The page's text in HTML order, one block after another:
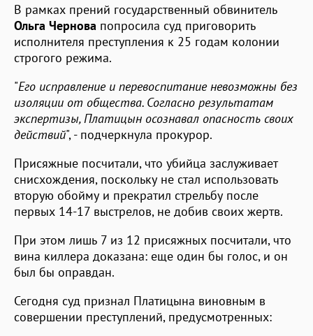
В рамках прений государственный обвинитель
Ольга Чернова попросила суд приговорить
исполнителя преступления к 25 годам колонии
строгого режима.
"Его исправление и перевоспитание невозможны без
изоляции от общества. Согласно результатам
экспертизы, Платицын осознавал опасность своих
действий", - подчеркнула прокурор.
Присяжные посчитали, что убийца заслуживает
снисхождения, поскольку не стал использовать
вторую обойму и прекратил стрельбу после
первых 14-17 выстрелов, не добив своих жертв.
При этом лишь 7 из 12 присяжных посчитали, что
вина киллера доказана: еще один бы голос, и он
был бы оправдан.
Сегодня суд признал Платицына виновным в
совершении преступлений, предусмотренных: